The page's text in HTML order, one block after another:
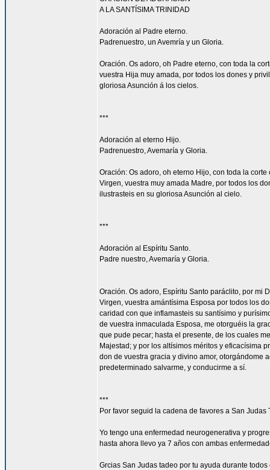
A LA SANTÍSIMA TRINIDAD
Adoración al Padre eterno.
Padrenuestro, un Avemría y un Gloria.
Oración. Os adoro, oh Padre eterno, con toda la
vuestra Hija muy amada, por todos los dones y
gloriosa Asunción á los cielos.
***
Adoración al eterno Hijo.
Padrenuestro, Avemaría y Gloria.
Oración: Os adoro, oh eterno Hijo, con toda la
Virgen, vuestra muy amada Madre, por todos los
ilustrasteis en su gloriosa Asunción al cielo.
***
Adoración al Espíritu Santo.
Padre nuestro, Avemaría y Gloria.
Oración. Os adoro, Espíritu Santo paráclito, por mi
Virgen, vuestra amántísima Esposa por todos los
caridad con que inflamasteis su santísimo y
de vuestra inmaculada Esposa, me otorguéis la
que pude pecar; hasta el presente, de los cuales
Majestad; y por los altísimos méritos y eficacísima
don de vuestra gracia y divino amor, otorgándome
predeterminado salvarme, y conducirme a sí.
***
Por favor seguid la cadena de favores a San
Yo tengo una enfermedad neurogenerativa y
hasta ahora llevo ya 7 años con ambas
Grcias San Judas tadeo por tu ayuda durante todos